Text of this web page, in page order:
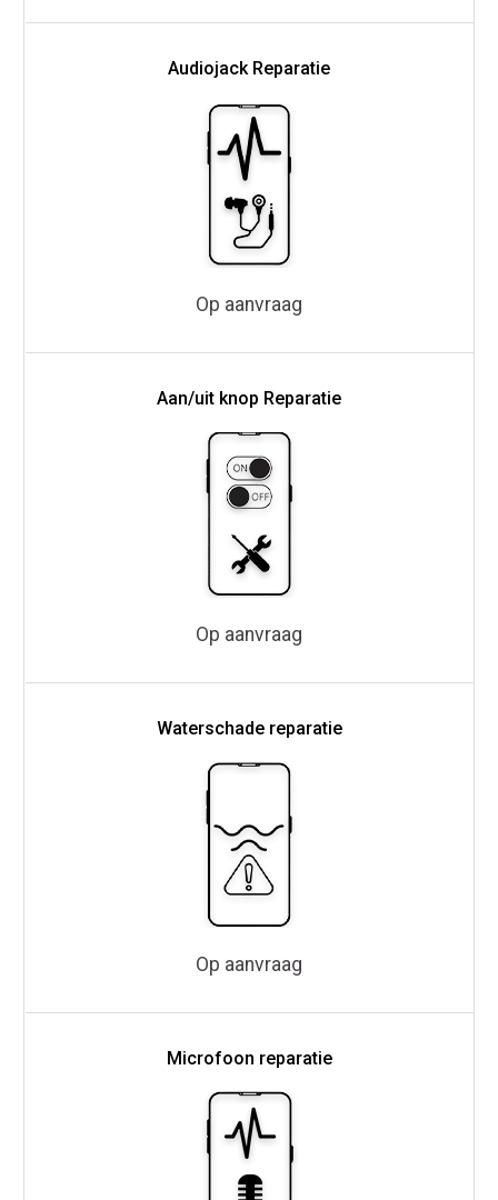
Audiojack Reparatie
Op aanvraag
Aan/uit knop Reparatie
Op aanvraag
Waterschade reparatie
Op aanvraag
Microfoon reparatie